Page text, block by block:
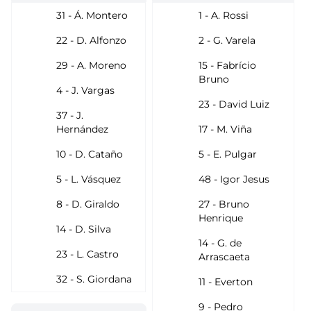
31 - Á. Montero
22 - D. Alfonzo
29 - A. Moreno
4 - J. Vargas
37 - J.
Hernández
10 - D. Cataño
5 - L. Vásquez
8 - D. Giraldo
14 - D. Silva
23 - L. Castro
32 - S. Giordana
1 - A. Rossi
2 - G. Varela
15 - Fabrício
Bruno
23 - David Luiz
17 - M. Viña
5 - E. Pulgar
48 - Igor Jesus
27 - Bruno
Henrique
14 - G. de
Arrascaeta
11 - Everton
9 - Pedro